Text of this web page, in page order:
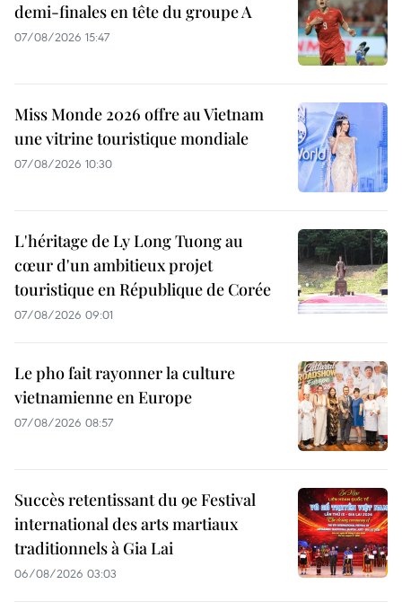
demi-finales en tête du groupe A
07/08/2026 15:47
Miss Monde 2026 offre au Vietnam
une vitrine touristique mondiale
07/08/2026 10:30
L'héritage de Ly Long Tuong au
cœur d'un ambitieux projet
touristique en République de Corée
07/08/2026 09:01
Le pho fait rayonner la culture
vietnamienne en Europe
07/08/2026 08:57
Succès retentissant du 9e Festival
international des arts martiaux
traditionnels à Gia Lai
06/08/2026 03:03